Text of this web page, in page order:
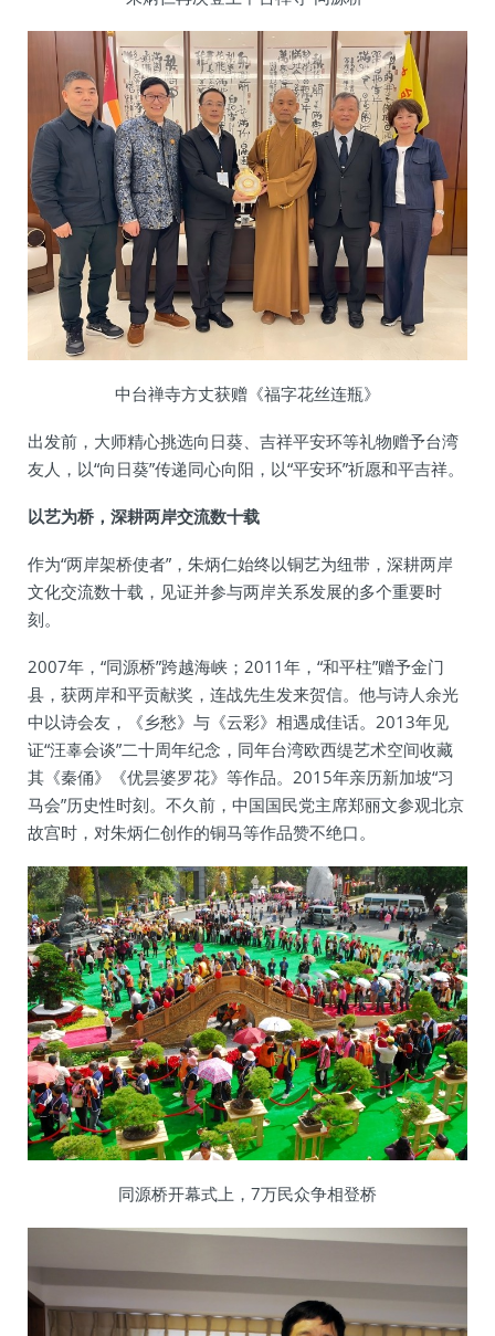
中台禅寺方丈获赠《福字花丝连瓶》
出发前，大师精心挑选向日葵、吉祥平安环等礼物赠予台湾
友人，以“向日葵”传递同心向阳，以“平安环”祈愿和平吉祥。
以艺为桥，深耕两岸交流数十载
作为“两岸架桥使者”，朱炳仁始终以铜艺为纽带，深耕两岸
文化交流数十载，见证并参与两岸关系发展的多个重要时
刻。
2007年，“同源桥”跨越海峡；2011年，“和平柱”赠予金门
县，获两岸和平贡献奖，连战先生发来贺信。他与诗人余光
中以诗会友，《乡愁》与《云彩》相遇成佳话。2013年见
证“汪辜会谈”二十周年纪念，同年台湾欧西缇艺术空间收藏
其《秦俑》《优昙婆罗花》等作品。2015年亲历新加坡“习
马会”历史性时刻。不久前，中国国民党主席郑丽文参观北京
故宫时，对朱炳仁创作的铜马等作品赞不绝口。
同源桥开幕式上，7万民众争相登桥